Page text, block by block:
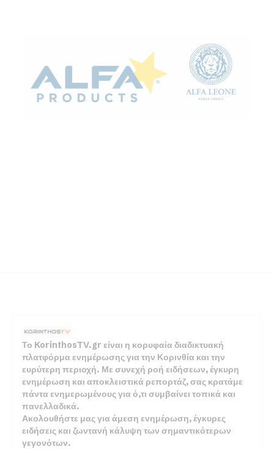
Το KorinthosTV.gr είναι η κορυφαία διαδικτυακή
πλατφόρμα ενημέρωσης για την Κορινθία και την
ευρύτερη περιοχή. Με συνεχή ροή ειδήσεων, έγκυρη
ενημέρωση και αποκλειστικά ρεπορτάζ, σας κρατάμε
πάντα ενημερωμένους για ό,τι συμβαίνει τοπικά και
πανελλαδικά.
Ακολουθήστε μας για άμεση ενημέρωση, έγκυρες
ειδήσεις και ζωντανή κάλυψη των σημαντικότερων
γεγονότων.